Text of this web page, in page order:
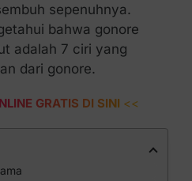
sepenuhnya.
bahwa gonore
adalah 7 ciri yang
dari gonore.
GRATIS DI SINI <<